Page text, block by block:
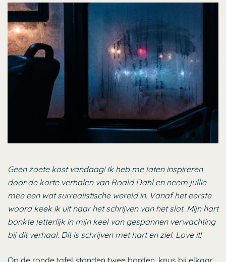
Geen zoete kost vandaag! Ik heb me laten inspireren
door de korte verhalen van Roald Dahl en neem jullie
mee een wat surrealistische wereld in. Vanaf het eerste
woord keek ik uit naar het schrijven van het slot. Mijn hart
bonkte letterlijk in mijn keel van gespannen verwachting
bij dit verhaal. Dit is schrijven met hart en ziel. Love it!
Op de ronde tafel stonden twee borden, knus bij elkaar